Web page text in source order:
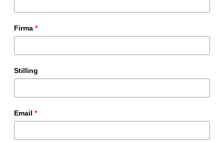
Firma *
Stilling
Email *